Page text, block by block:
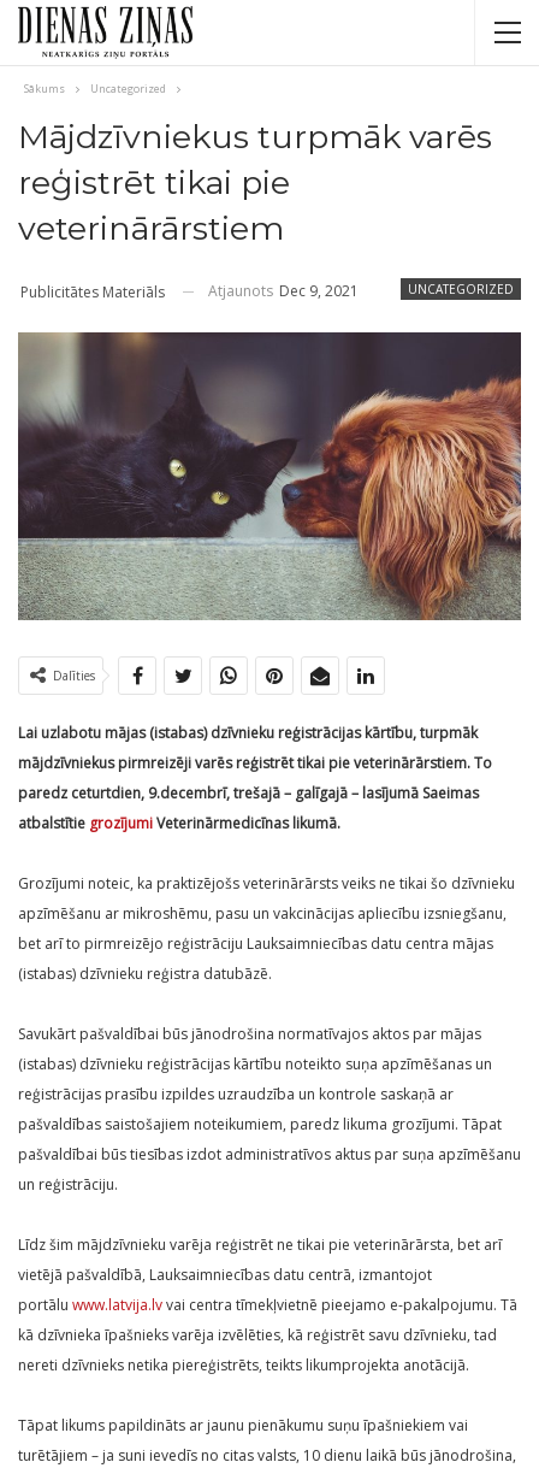
Sākums Uncategorized
Mājdzīvniekus turpmāk varēs
reģistrēt tikai pie
veterinārārstiem
UNCATEGORIZED
Publicitātes Materiāls Atjaunots Dec 9, 2021
Dalīties
Lai uzlabotu mājas (istabas) dzīvnieku reģistrācijas kārtību, turpmāk
mājdzīvniekus pirmreizēji varēs reģistrēt tikai pie veterinārārstiem. To
paredz ceturtdien, 9.decembrī, trešajā – galīgajā – lasījumā Saeimas
atbalstītie grozījumiVeterinārmedicīnas likumā.
Grozījumi noteic, ka praktizējošs veterinārārsts veiks ne tikai šo dzīvnieku
apzīmēšanu ar mikroshēmu, pasu un vakcinācijas apliecību izsniegšanu,
bet arī to pirmreizējo reģistrāciju Lauksaimniecības datu centra mājas
(istabas) dzīvnieku reģistra datubāzē.
Savukārt pašvaldībai būs jānodrošina normatīvajos aktos par mājas
(istabas) dzīvnieku reģistrācijas kārtību noteikto suņa apzīmēšanas un
reģistrācijas prasību izpildes uzraudzība un kontrole saskaņā ar
pašvaldības saistošajiem noteikumiem, paredz likuma grozījumi. Tāpat
pašvaldībai būs tiesības izdot administratīvos aktus par suņa apzīmēšanu
un reģistrāciju.
Līdz šim mājdzīvnieku varēja reģistrēt ne tikai pie veterinārārsta, bet arī
vietējā pašvaldībā, Lauksaimniecības datu centrā, izmantojot
portālu www.latvija.lvvai centra tīmekļvietnē pieejamo e-pakalpojumu. Tā
kā dzīvnieka īpašnieks varēja izvēlēties, kā reģistrēt savu dzīvnieku, tad
nereti dzīvnieks netika piereģistrēts, teikts likumprojekta anotācijā.
Tāpat likums papildināts ar jaunu pienākumu suņu īpašniekiem vai
turētājiem – ja suni ievedīs no citas valsts, 10 dienu laikā būs jānodrošina,